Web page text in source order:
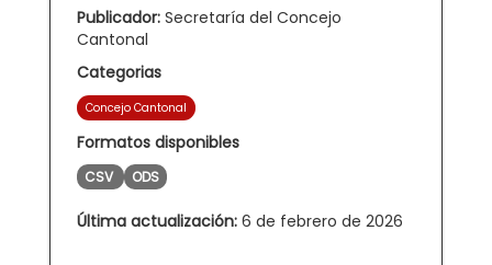
Publicador: Secretaría del Concejo
Cantonal
Categorias
Concejo Cantonal
Formatos disponibles
CSV ODS
Última actualización: 6 de febrero de 2026